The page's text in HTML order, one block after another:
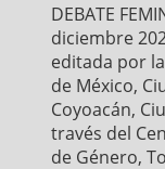
k
DEBATE
diciembre
editada por
de México,
Coyoacán,
través del
de Género,